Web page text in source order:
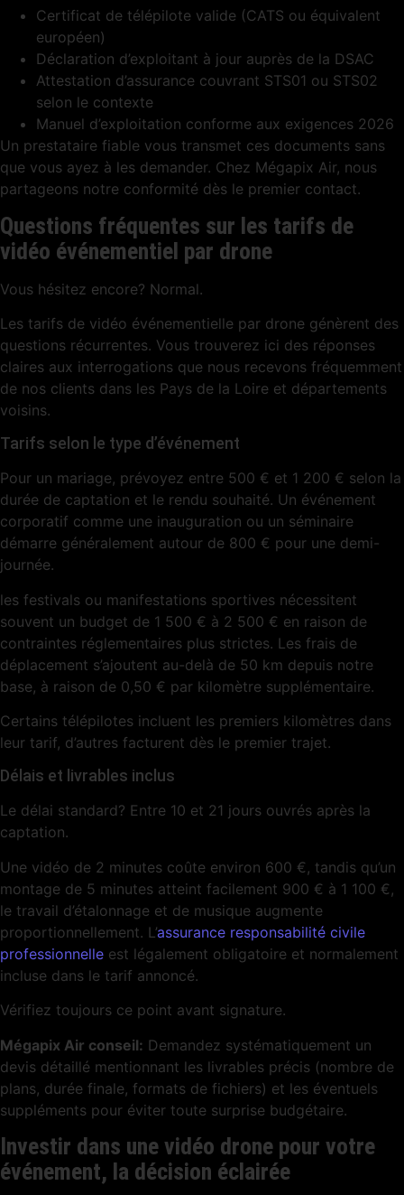
Certificat de télépilote valide (CATS ou équivalent
européen)
Déclaration d’exploitant à jour auprès de la DSAC
Attestation d’assurance couvrant STS01 ou STS02
selon le contexte
Manuel d’exploitation conforme aux exigences 2026
Un prestataire fiable vous transmet ces documents sans
que vous ayez à les demander. Chez Mégapix Air, nous
partageons notre conformité dès le premier contact.
Questions fréquentes sur les tarifs de
vidéo événementiel par drone
Vous hésitez encore? Normal.
Les tarifs de vidéo événementielle par drone génèrent des
questions récurrentes. Vous trouverez ici des réponses
claires aux interrogations que nous recevons fréquemment
de nos clients dans les Pays de la Loire et départements
voisins.
Tarifs selon le type d’événement
Pour un mariage, prévoyez entre 500 € et 1 200 € selon la
durée de captation et le rendu souhaité. Un événement
corporatif comme une inauguration ou un séminaire
démarre généralement autour de 800 € pour une demi-
journée.
les festivals ou manifestations sportives nécessitent
souvent un budget de 1 500 € à 2 500 € en raison de
contraintes réglementaires plus strictes. Les frais de
déplacement s’ajoutent au-delà de 50 km depuis notre
base, à raison de 0,50 € par kilomètre supplémentaire.
Certains télépilotes incluent les premiers kilomètres dans
leur tarif, d’autres facturent dès le premier trajet.
Délais et livrables inclus
Le délai standard? Entre 10 et 21 jours ouvrés après la
captation.
Une vidéo de 2 minutes coûte environ 600 €, tandis qu’un
montage de 5 minutes atteint facilement 900 € à 1 100 €,
le travail d’étalonnage et de musique augmente
proportionnellement. L’assurance responsabilité civile
professionnelle est légalement obligatoire et normalement
incluse dans le tarif annoncé.
Vérifiez toujours ce point avant signature.
Mégapix Air conseil: Demandez systématiquement un
devis détaillé mentionnant les livrables précis (nombre de
plans, durée finale, formats de fichiers) et les éventuels
suppléments pour éviter toute surprise budgétaire.
Investir dans une vidéo drone pour votre
événement, la décision éclairée